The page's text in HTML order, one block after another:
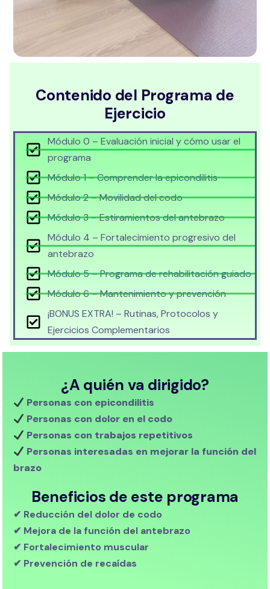
Contenido del Programa de
Ejercicio
Módulo 0 – Evaluación inicial y cómo usar el
programa
Módulo 1 – Comprender la epicondilitis
Módulo 2 – Movilidad del codo
Módulo 3 – Estiramientos del antebrazo
Módulo 4 – Fortalecimiento progresivo del
antebrazo
Módulo 5 – Programa de rehabilitación guiado
Módulo 6 – Mantenimiento y prevención
¡BONUS EXTRA! – Rutinas, Protocolos y
Ejercicios Complementarios
¿A quién va dirigido?
Personas con epicondilitis
Personas con dolor en el codo
Personas con trabajos repetitivos
Personas interesadas en mejorar la función del
brazo
Beneficios de este programa
✔ Reducción del dolor de codo
✔ Mejora de la función del antebrazo
✔ Fortalecimiento muscular
✔ Prevención de recaídas